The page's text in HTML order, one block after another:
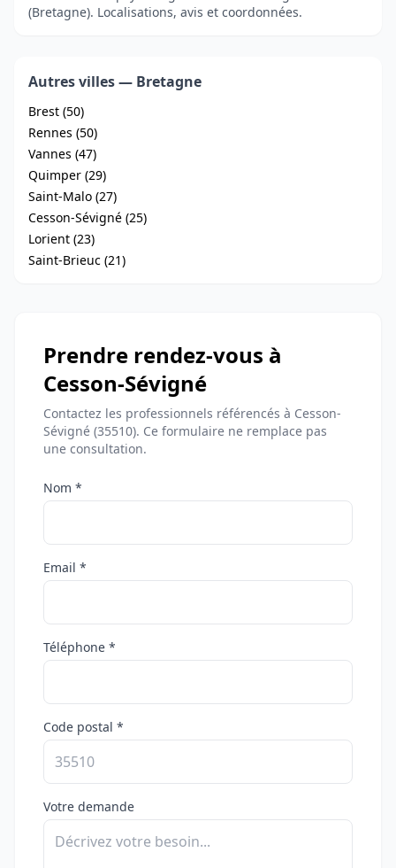
(Bretagne). Localisations, avis et coordonnées.
Autres villes — Bretagne
Brest (50)
Rennes (50)
Vannes (47)
Quimper (29)
Saint-Malo (27)
Cesson-Sévigné (25)
Lorient (23)
Saint-Brieuc (21)
Prendre rendez-vous à
Cesson-Sévigné
Contactez les professionnels référencés à Cesson-
Sévigné (35510). Ce formulaire ne remplace pas
une consultation.
Nom *
Email *
Téléphone *
Code postal *
Votre demande